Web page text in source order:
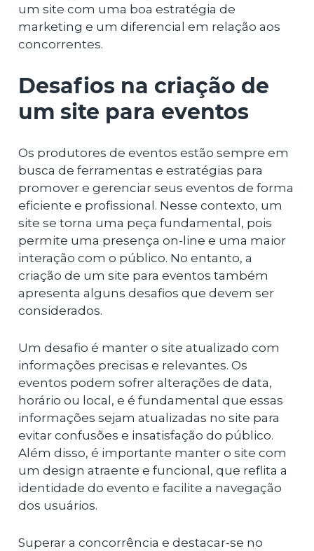
um site com uma boa estratégia de
marketing e um diferencial em relação aos
concorrentes.
Desafios na criação de
um site para eventos
Os produtores de eventos estão sempre em
busca de ferramentas e estratégias para
promover e gerenciar seus eventos de forma
eficiente e profissional. Nesse contexto, um
site se torna uma peça fundamental, pois
permite uma presença on-line e uma maior
interação com o público. No entanto, a
criação de um site para eventos também
apresenta alguns desafios que devem ser
considerados.
Um desafio é manter o site atualizado com
informações precisas e relevantes. Os
eventos podem sofrer alterações de data,
horário ou local, e é fundamental que essas
informações sejam atualizadas no site para
evitar confusões e insatisfação do público.
Além disso, é importante manter o site com
um design atraente e funcional, que reflita a
identidade do evento e facilite a navegação
dos usuários.
Superar a concorrência e destacar-se no